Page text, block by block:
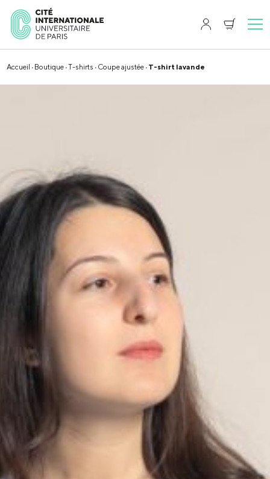
Accueil · Boutique ·T-shirts · Coupe ajustée · T-shirt lavande